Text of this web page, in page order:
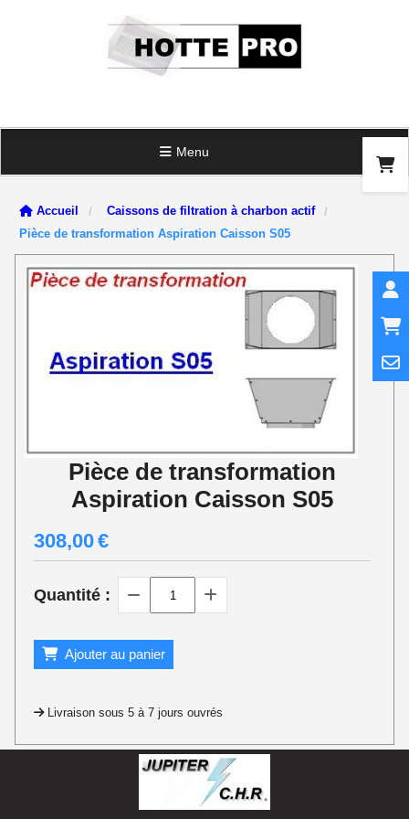
Menu
Accueil
Caissons de filtration à charbon actif
Pièce de transformation Aspiration Caisson S05
Pièce de transformation
Aspiration Caisson S05
308,00€
Quantité :
Ajouter au panier
Livraison sous 5 à 7 jours ouvrés